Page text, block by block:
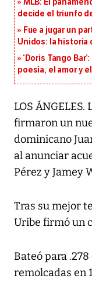
MLB: El
decide el triunfo
Fue a jugar un
Unidos: la historia
‘Doris Tango
poesía, el amor y
LOS
firmaron un
dominicano
al anunciar
Pérez y Jamey
Tras su mejor
Uribe firmó un
Bateó para
remolcadas en